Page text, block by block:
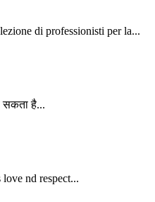
di professionisti per la...
सकता है...
nd respect...